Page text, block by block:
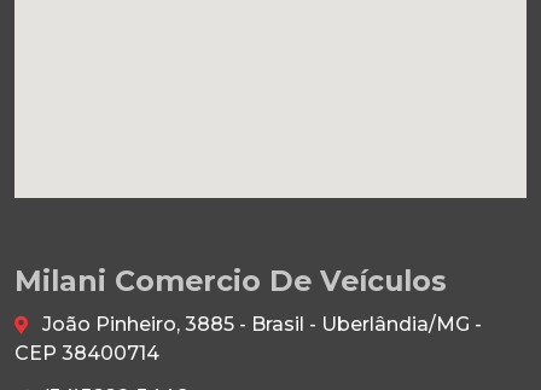
Milani Comercio De Veículos
João Pinheiro, 3885 - Brasil - Uberlândia/MG -
CEP 38400714